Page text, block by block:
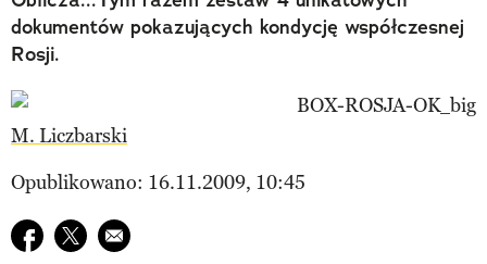
dokumentów pokazujących kondycję współczesnej
Rosji.
M. Liczbarski
Opublikowano: 16.11.2009, 10:45
Udostępnij na facebook
Udostępnij na twitter
E-mail do przyjaciela